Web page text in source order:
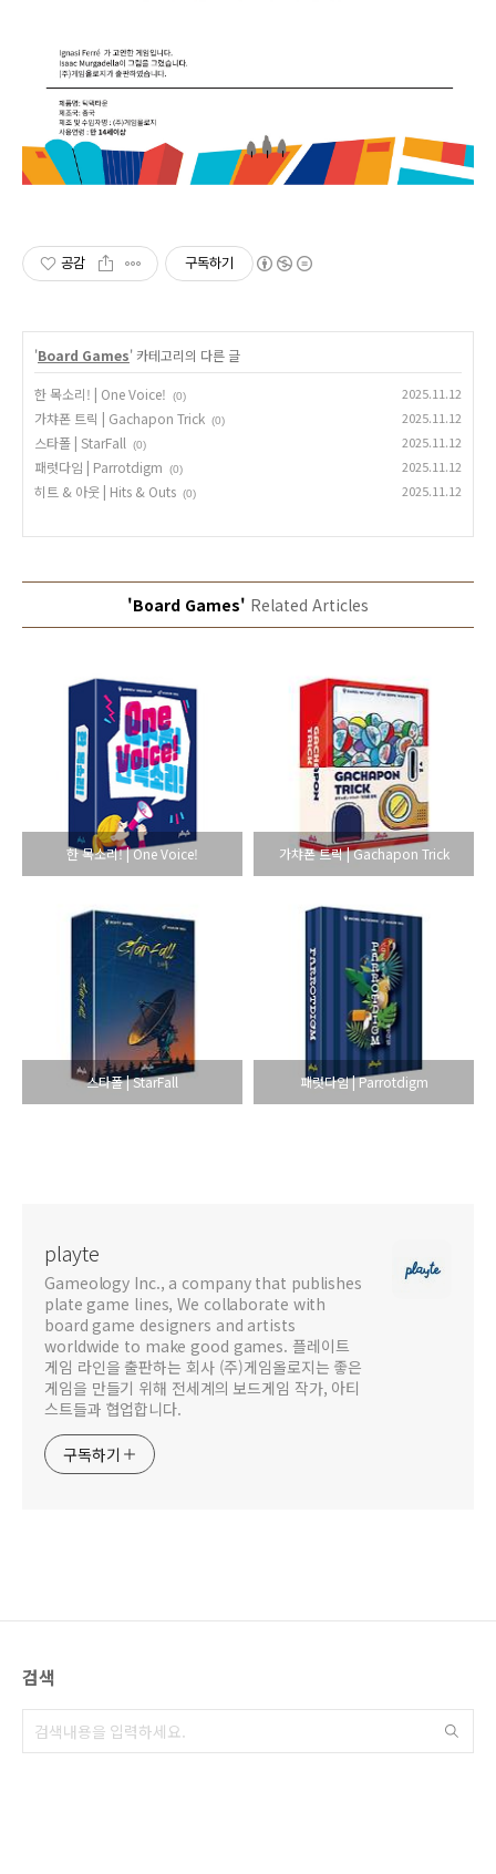
공감 구독하기
'Board Games' 카테고리의 다른 글
한 목소리! | One Voice! (0) 2025.11.12
가챠폰 트릭 | Gachapon Trick (0) 2025.11.12
스타폴 | StarFall (0) 2025.11.12
패럿다임 | Parrotdigm (0) 2025.11.12
히트 & 아웃 | Hits & Outs (0) 2025.11.12
'Board Games' Related Articles
한 목소리! | One Voice! 가챠폰 트릭 | Gachapon Trick
스타폴 | StarFall 패럿다임 | Parrotdigm
playte
Gameology Inc., a company that publishes
plate game lines, We collaborate with
board game designers and artists
worldwide to make good games. 플레이트
게임 라인을 출판하는 회사 (주)게임올로지는 좋은
게임을 만들기 위해 전세계의 보드게임 작가, 아티
스트들과 협업합니다.
구독하기
검색